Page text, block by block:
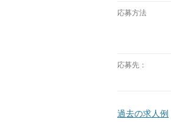
応募方法
応募先：
過去の求人例